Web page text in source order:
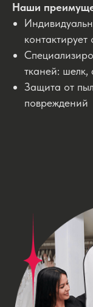
Наши
тканей: шелк,
Защита от
повреждений